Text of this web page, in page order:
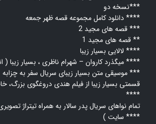
نسخه دو***
دانلود کامل مجموعه قصه ظهر جمعه ****
قصه های مجید 2 ***
قصه های مجید 1 **
لالایی بسیار زیبا ****
میگذرد کاروان – شهرام ناظری ، بسیار زیبا ( انحصاری سایت ) ****
موسیقی متن بسیار زیبای سریال سفر به چزابه ***
قسمتی بسیار زیبا از فیلم هندی دروغگوی بزرگ،
****
تمام نواهای سریال پدر سالار به همراه تیتراژ
سايت ) ****